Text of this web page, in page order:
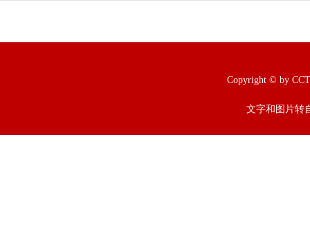
Copyright © by
文字和图片转